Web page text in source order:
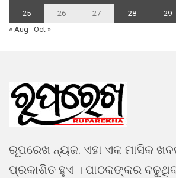
25 26 27 28 29
« Aug
Oct »
ରୂପରେଖ ନ୍ୟଜ. ଏହା ଏକ ମାସିକ
ପ୍ରକାଶିତ ହୁଏ । ପାଠକଙ୍କର